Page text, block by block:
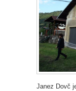
Janez Dovč